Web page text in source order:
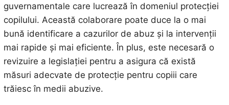
guvernamentale care lucrează în domeniul protecției
copilului. Această colaborare poate duce la o mai
bună identificare a cazurilor de abuz și la intervenții
mai rapide și mai eficiente. În plus, este necesară o
revizuire a legislației pentru a asigura că există
măsuri adecvate de protecție pentru copiii care
trăiesc în medii abuzive.